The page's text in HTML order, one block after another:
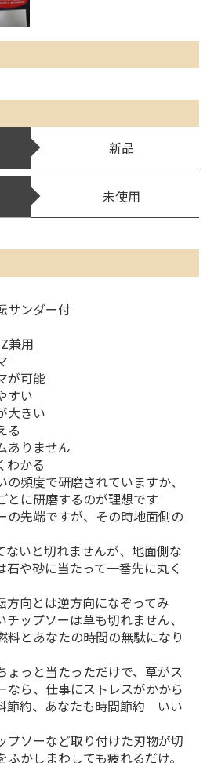
新品
未使用
サンダー付
兼用
が可能
すい
大きい
る
ありません
わかる
頻度で研磨されていますか、
とに研磨するのが理想です
の先端ですが、その時地面側の
ないと切れませんが、地面側な
や砂に当たって一番先に丸く
方向とは逆方向になぞってみ
ップソーは草も切れません、
料とあなたの時間の無駄になり
ょっと当たっただけで、草がス
なら、仕事にストレスがかから
節約、あなたも時間節約 いい
プソーなど取り付けた刃物が切
かしまわしても疲れるだけ。